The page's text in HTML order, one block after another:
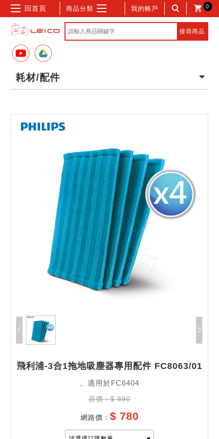
回首頁 商品分類 我的帳戶 0
耗材/配件
飛利浦-3合1拖地吸塵器專用配件 FC8063/01
。適用於FC6404
原價：$ 880
網路價： $ 780